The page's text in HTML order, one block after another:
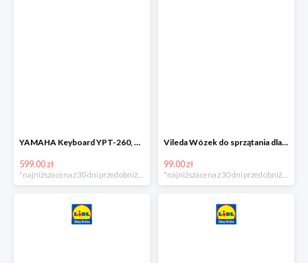
YAMAHA Keyboard YPT-260, 61 klawiszy
599.00 zł
*najniższa cena z 30 dni przed obniżką
Vileda Wózek do sprzątania dla dzieci
99.00 zł
*najniższa cena z 30 dni przed obniżką